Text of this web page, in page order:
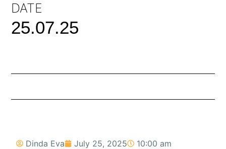
DATE
25.07.25
Dinda Eva July 25, 2025
10:00 am